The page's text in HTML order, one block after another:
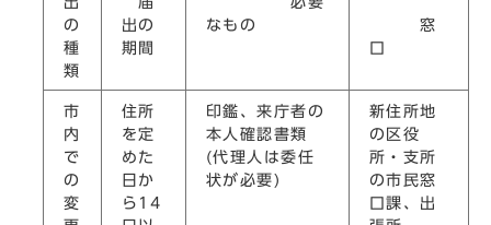
の
種
類
出の
期間
なもの
窓
口
市
内
で
の
変
住所
を定
めた
日か
ら14
印鑑、来庁者の
本人確認書類
(代理人は委任
状が必要)
新住所地
の区役
所・支所
の市民窓
口課、出